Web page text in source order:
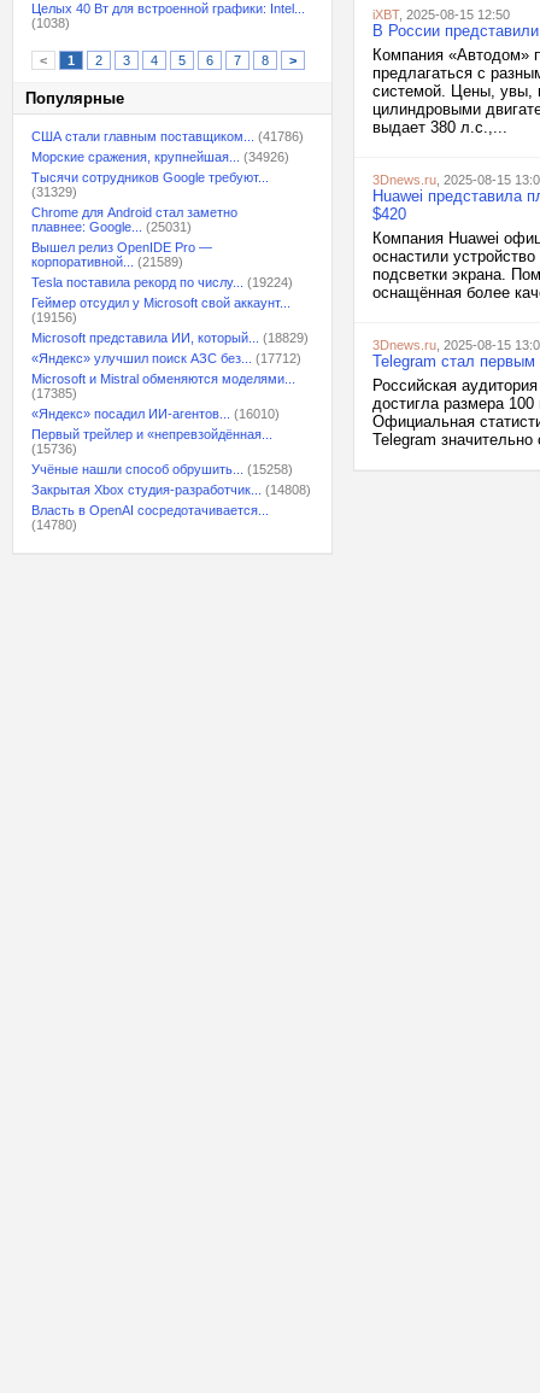
Целых 40 Вт для встроенной графики: Intel...
(1038)
< 1 2 3 4 5 6 7 8 >
Популярные
США стали главным поставщиком...
(41786)
Морские сражения, крупнейшая...
(34926)
Тысячи сотрудников Google требуют...
(31329)
Chrome для Android стал заметно
плавнее: Google...
(25031)
Вышел релиз OpenIDE Pro —
корпоративной...
(21589)
Tesla поставила рекорд по числу...
(19224)
Геймер отсудил у Microsoft свой аккаунт...
(19156)
Microsoft представила ИИ, который...
(18829)
«Яндекс» улучшил поиск АЗС без...
(17712)
Microsoft и Mistral обменяются моделями...
(17385)
«Яндекс» посадил ИИ-агентов...
(16010)
Первый трейлер и «непревзойдённая...
(15736)
Учёные нашли способ обрушить...
(15258)
Закрытая Xbox студия-разработчик...
(14808)
Власть в OpenAI сосредотачивается...
(14780)
iXBT, 2025-08-15 12:50
В России
Компания «Автодом»
предлагаться с
системой. Цены, увы,
цилиндровыми
выдает 380 л.с.,...
3Dnews.ru , 2025-08-15
Huawei представила
$420
Компания Huawei
оснастили
подсветки экрана.
оснащённая более
3Dnews.ru , 2025-08-15
Telegram стал
Российская
достигла размера
Официальная
Telegram